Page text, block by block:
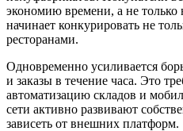
экономию времени, а не
начинает конкурировать не
ресторанами.
Одновременно усиливается
и заказы в течение часа. Это
автоматизацию складов и
сети активно развивают
зависеть от внешних платформ.